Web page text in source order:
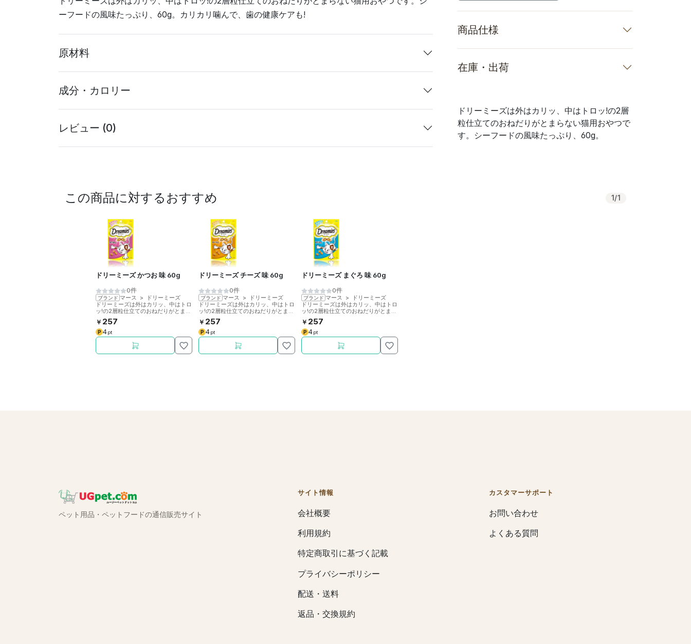
商品仕様
在庫・出荷
ドリーミーズは外はカリッ、中はトロッ!の2層
粒仕立てのおねだりがとまらない猫用おやつで
す。シーフードの風味たっぷり、60g。
ーフードの風味たっぷり、60g。カリカリ噛んで、歯の健康ケアも!
原材料
成分・カロリー
レビュー (0)
この商品に対するおすすめ 1/1
ドリーミーズ かつお 味 60g
0件
ブランド マース >
ドリーミーズ
ドリーミーズは外はカリッ、中はトロ
ッ!の2層粒仕立てのおねだりがとまら
ない猫用おやつです。まぐろとサーモ
ンの風味たっぷり、60g。
￥ 257
P 4pt
ドリーミーズ チーズ 味 60g
0件
ブランド マース >
ドリーミーズ
ドリーミーズは外はカリッ、中はトロ
ッ!の2層粒仕立てのおねだりがとまら
ない猫用おやつです。チーズの風味た
っぷり、60g。
￥ 257
P 4pt
ドリーミーズ まぐろ 味 60g
0件
ブランド マース >
ドリーミーズ
ドリーミーズは外はカリッ、中はトロ
ッ!の2層粒仕立てのおねだりがとまら
ない猫用おやつです。まぐろの風味た
っぷり、60g。
￥ 257
P 4pt
ペット用品・ペットフードの通信販売サイト
サイト情報
会社概要
利用規約
特定商取引に基づく記載
プライバシーポリシー
配送・送料
返品・交換規約
カスタマーサポート
お問い合わせ
よくある質問